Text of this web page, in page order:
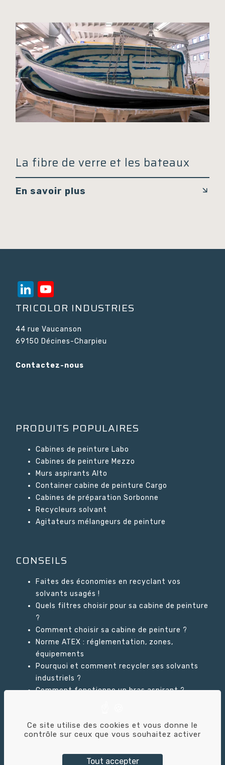
La fibre de verre et les bateaux
En savoir plus
LinkedIn
Channel
TRICOLOR INDUSTRIES
44 rue Vaucanson
69150 Décines-Charpieu
Contactez-nous
PRODUITS POPULAIRES
Cabines de peinture Labo
Cabines de peinture Mezzo
Murs aspirants Alto
Container cabine de peinture Cargo
Cabines de préparation Sorbonne
Recycleurs solvant
Agitateurs mélangeurs de peinture
CONSEILS
Faites des économies en recyclant vos
solvants usagés !
Quels filtres choisir pour sa cabine de peinture
?
Comment choisir sa cabine de peinture ?
Norme ATEX : réglementation, zones,
équipements
Pourquoi et comment recycler ses solvants
industriels ?
Comment fonctionne un bras aspirant ?
GLOSSAIRE
Ce site utilise des cookies et vous donne le
contrôle sur ceux que vous souhaitez activer
Tout accepter